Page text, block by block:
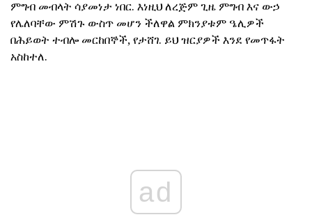
ምግብ መብላት ሳያመነታ ነበር. እነዚህ ለረጅም ጊዜ ምግብ እና ውኃ
የሌለባቸው ምሽጉ ውስጥ መሆን ችለዋል ምክንያቱም ዔሊዎች
በሕይወት ተብሎ መርከበኞች, የታሸገ. ይህ ዝርያዎች እንደ የመጥፋት
አስከተለ.
ad